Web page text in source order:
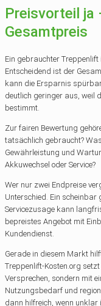
Preisvorteil ja
Gesamtpreis
Ein gebrauchter
Entscheidend ist der
kann die Ersparnis
deutlich geringer aus, weil
bestimmt.
Zur fairen Bewertung
tatsächlich gebraucht?
Gewährleistung und
Akkuwechsel oder Service?
Wer nur zwei Endpreise
Unterschied. Ein
Servicezusage kann
bepreistes Angebot mit
Kundendienst.
Gerade in diesem Markt
Treppenlift-Kosten.org
Versprechen, sondern mit
Nutzungsbedarf und
dann hilfreich, wenn unklar